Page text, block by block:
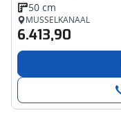
50 cm
MUSSELKANAAL
6.413,90